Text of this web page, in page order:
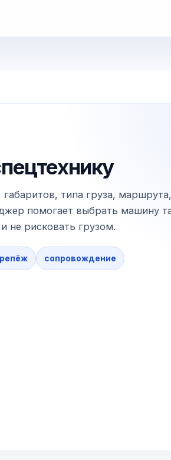
типа груза,
помогает выбрать машину
не рисковать грузом.
сопровождение